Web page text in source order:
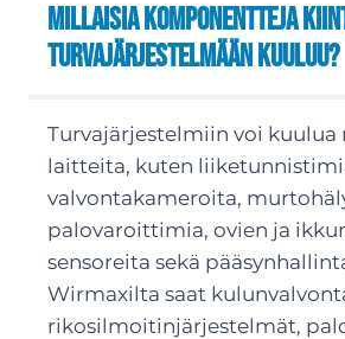
Millaisia komponentteja
turvajärjestelmään kuuluu?
Turvajärjestelmiin voi kuulua
laitteita, kuten
valvontakameroita,
palovaroittimia, ovien ja
sensoreita sekä
Wirmaxilta saat
rikosilmoitinjärjestelmät,